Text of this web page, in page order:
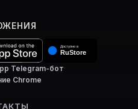
·Telegram-бот·
Chrome